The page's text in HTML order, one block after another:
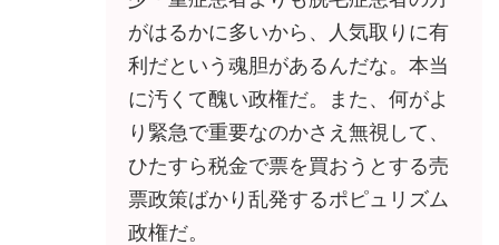
がはるかに多いから、人気取りに有
利だという魂胆があるんだな。本当
に汚くて醜い政権だ。また、何がよ
り緊急で重要なのかさえ無視して、
ひたすら税金で票を買おうとする売
票政策ばかり乱発するポピュリズム
政権だ。